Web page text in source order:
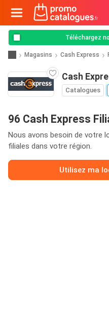
Téléchargez
Magasins Cash Express
Cash
Catalogues
96 Cash Express
Nous avons besoin de votre
filiales dans votre région.
Utilisez ma